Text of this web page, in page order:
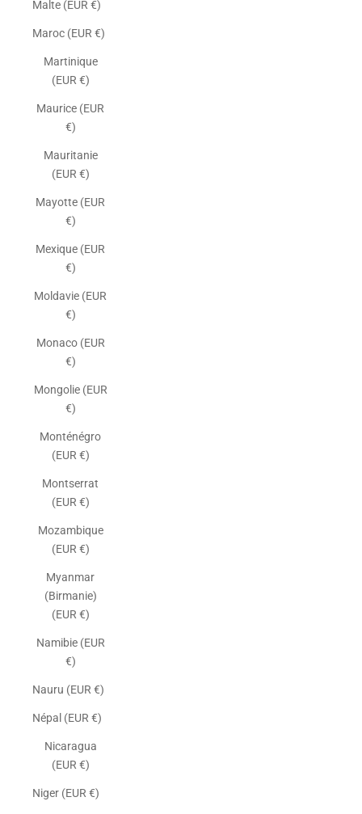
Malte (EUR €)
Maroc (EUR €)
Martinique
(EUR €)
Maurice (EUR
€)
Mauritanie
(EUR €)
Mayotte (EUR
€)
Mexique (EUR
€)
Moldavie (EUR
€)
Monaco (EUR
€)
Mongolie (EUR
€)
Monténégro
(EUR €)
Montserrat
(EUR €)
Mozambique
(EUR €)
Myanmar
(Birmanie)
(EUR €)
Namibie (EUR
€)
Nauru (EUR €)
Népal (EUR €)
Nicaragua
(EUR €)
Niger (EUR €)